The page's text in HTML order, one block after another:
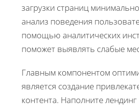
загрузки страниц
анализ поведения
помощью аналитических
поможет выявлять слабые
Главным компонентом
является создание
контента. Наполните лендинг